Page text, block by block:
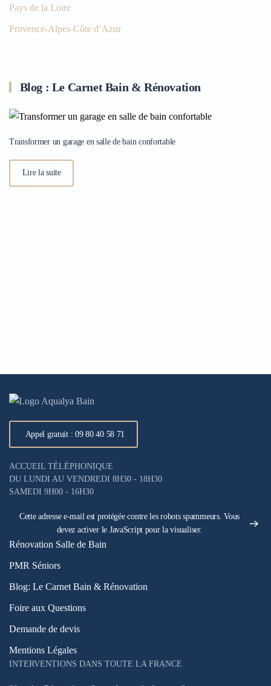
Pays de la Loire
Provence-Alpes-Côte d’Azur
Blog : Le Carnet Bain & Rénovation
Transformer un garage en salle de bain confortable
Lire la suite
Appel gratuit : 09 80 40 58 71
ACCUEIL TÉLÉPHONIQUE
DU LUNDI AU VENDREDI 8H30 - 18H30
SAMEDI 9H00 - 16H30
Cette adresse e-mail est protégée contre les robots spammeurs. Vous
devez activer le JavaScript pour la visualiser.
Rénovation Salle de Bain
PMR Séniors
Blog: Le Carnet Bain & Rénovation
Foire aux Questions
Demande de devis
Mentions Légales
INTERVENTIONS DANS TOUTE LA FRANCE